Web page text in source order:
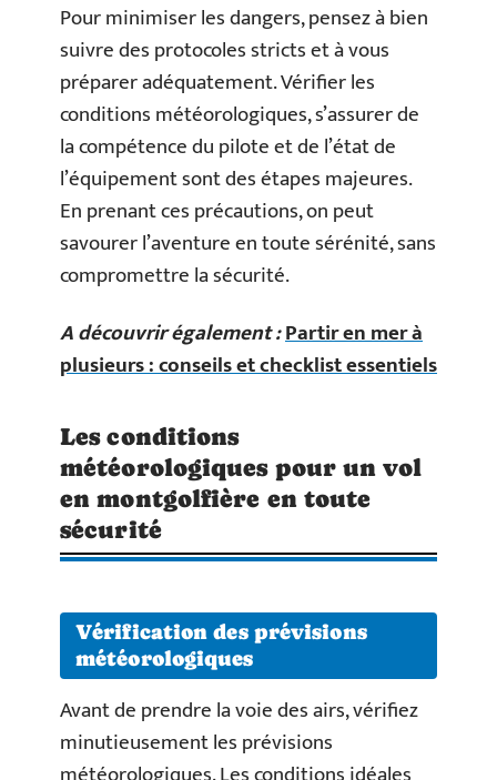
Pour minimiser les dangers, pensez à bien
suivre des protocoles stricts et à vous
préparer adéquatement. Vérifier les
conditions météorologiques, s’assurer de
la compétence du pilote et de l’état de
l’équipement sont des étapes majeures.
En prenant ces précautions, on peut
savourer l’aventure en toute sérénité, sans
compromettre la sécurité.
A découvrir également :Partir en mer à
plusieurs : conseils et checklist essentiels
Les conditions
météorologiques pour un vol
en montgolfière en toute
sécurité
Vérification des prévisions
météorologiques
Avant de prendre la voie des airs, vérifiez
minutieusement les prévisions